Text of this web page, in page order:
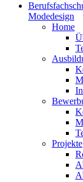
Modedesign
Home
Projekte